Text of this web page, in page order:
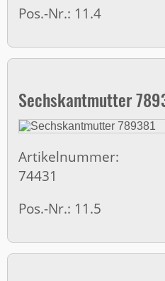
Pos.-Nr.: 11.4
Sechskantmutter
Artikelnummer:
74431
Pos.-Nr.: 11.5